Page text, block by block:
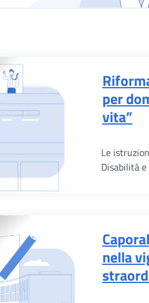
per
vita”
Le
Disabilità e
nella